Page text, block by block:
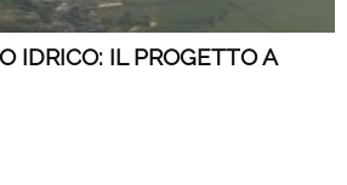
IDRICO: IL PROGETTO A